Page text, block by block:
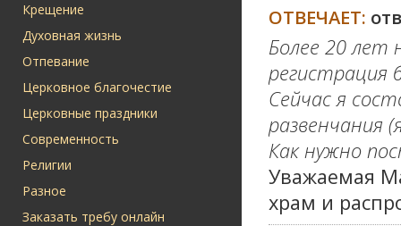
Крещение
Духовная жизнь
Отпевание
Церковное благочестие
Церковные праздники
Современность
Религии
Разное
Заказать требу онлайн
ОТВЕЧАЕТ:
Более 20 лет
регистрация
Сейчас я
развенчания
Как нужно
Уважаемая
храм и